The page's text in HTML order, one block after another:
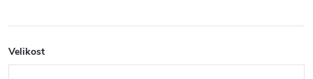
Velikost